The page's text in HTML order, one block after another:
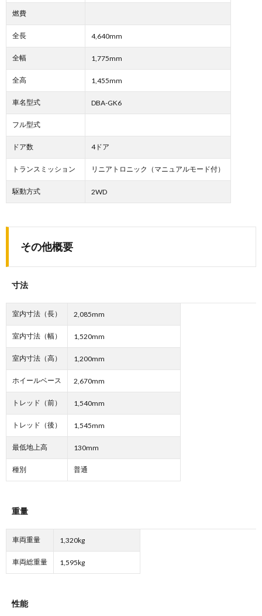
燃費
全長 4,640mm
全幅 1,775mm
全高 1,455mm
車名型式 DBA-GK6
フル型式
ドア数 4ドア
トランスミッション リニアトロニック（マニュアルモード付）
駆動方式 2WD
その他概要
寸法
室内寸法（長） 2,085mm
室内寸法（幅） 1,520mm
室内寸法（高） 1,200mm
ホイールベース 2,670mm
トレッド（前） 1,540mm
トレッド（後） 1,545mm
最低地上高 130mm
種別 普通
重量
車両重量 1,320kg
車両総重量 1,595kg
性能